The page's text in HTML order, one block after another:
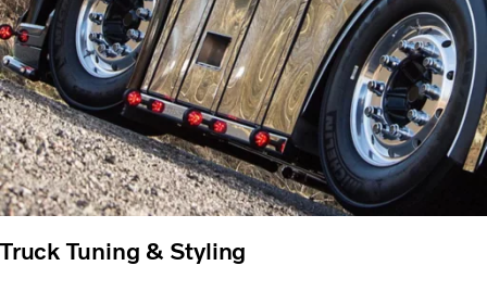
Truck Tuning & Styling